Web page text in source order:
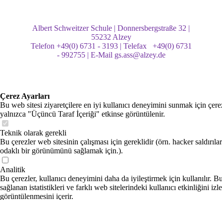
Albert Schweitzer Schule | Donnersbergstraße 32 |
55232 Alzey
Telefon +49(0) 6731 - 3193 | Telefax +49(0) 6731
- 992755 | E-Mail gs.ass@alzey.de
Çerez Ayarları
Bu web sitesi ziyaretçilere en iyi kullanıcı deneyimini sunmak için
yalnızca "Üçüncü Taraf İçeriği" etkinse görüntülenir.
Teknik olarak gerekli
Bu çerezler web sitesinin çalışması için gereklidir (örn. hacker
odaklı bir görünümünü sağlamak için.).
Analitik
Bu çerezler, kullanıcı deneyimini daha da iyileştirmek için kullanılır.
sağlanan istatistikleri ve farklı web sitelerindeki kullanıcı etkinliğini
görüntülenmesini içerir.